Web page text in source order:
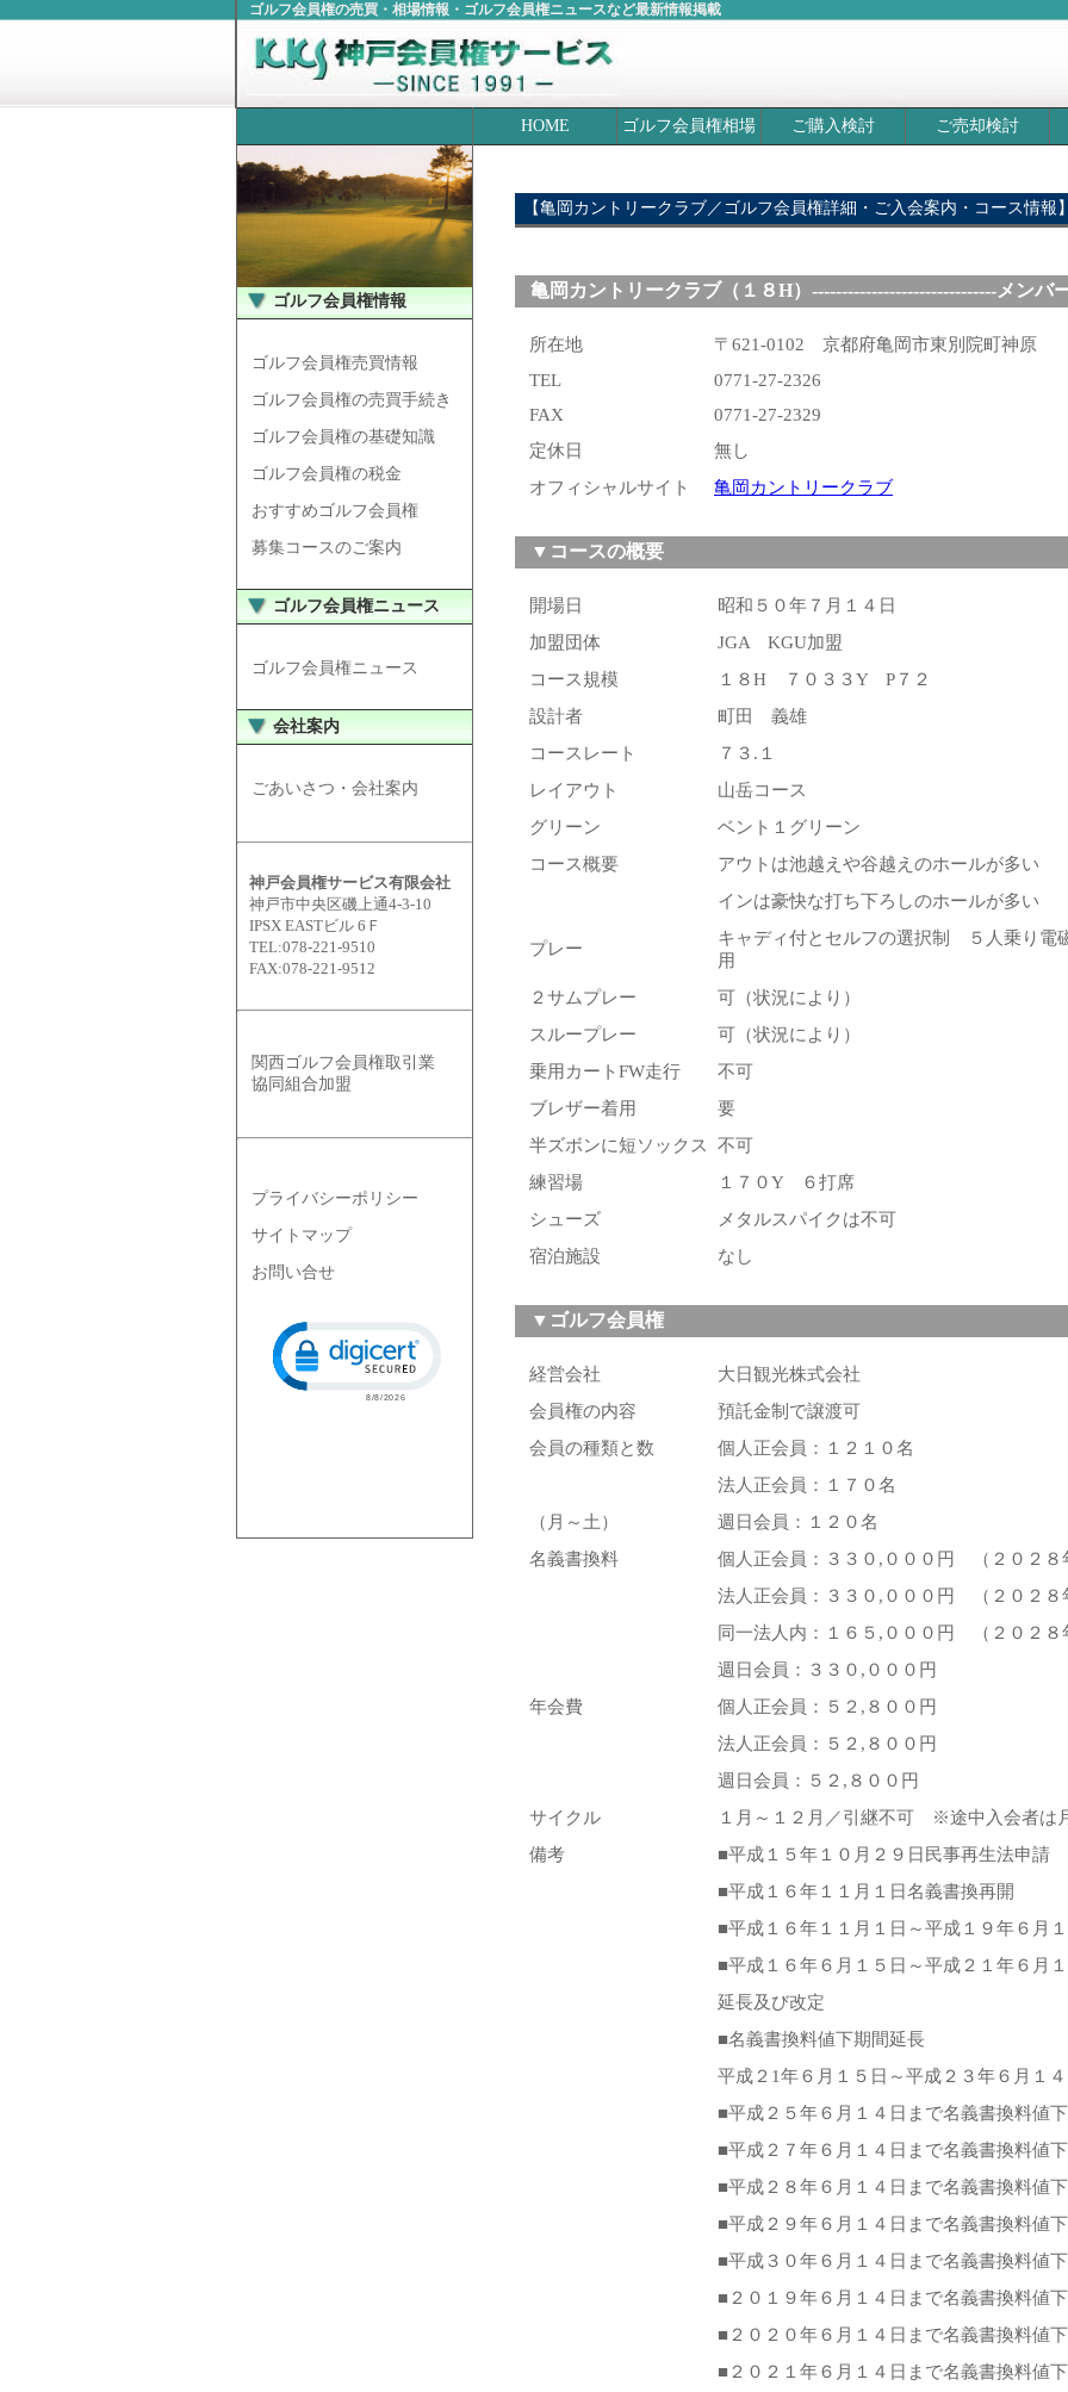
ゴルフ会員権の売買・相場情報・ゴルフ会員権ニュースなど最新情報掲載
ゴルフ会員権情報
ゴルフ会員権売買情報
ゴルフ会員権の売買手続き
ゴルフ会員権の基礎知識
ゴルフ会員権の税金
おすすめゴルフ会員権
募集コースのご案内
ゴルフ会員権ニュース
ゴルフ会員権ニュース
会社案内
ごあいさつ・会社案内
神戸会員権サービス有限会社
神戸市中央区磯上通4-3-10
IPSX EASTビル 6Ｆ
TEL:078-221-9510
FAX:078-221-9512
関西ゴルフ会員権取引業
協同組合加盟
プライバシーポリシー
サイトマップ
お問い合せ
Click to open certificate verification popup
HOME ゴルフ会員権相場 ご購入検討 ご売却検討
【亀岡カントリークラブ／ゴルフ会員権詳細・ご入会案内・コース情報】
亀岡カントリークラブ（１８H）-------------------------------メンバ
所在地
〒621-0102 京都府亀岡市東別院町神原
TEL
0771-27-2326
FAX
0771-27-2329
定休日
無し
オフィシャルサイト
亀岡カントリークラブ
▼コースの概要
開場日
昭和５０年７月１４日
加盟団体
JGA KGU加盟
コース規模
１８H ７０３３Y P７２
設計者
町田 義雄
コースレート
７３.１
レイアウト
山岳コース
グリーン
ベント１グリーン
コース概要
アウトは池越えや谷越えのホールが多い
インは豪快な打ち下ろしのホールが多い
プレー
キャディ付とセルフの選択制 ５人乗り電
用
２サムプレー
可（状況により）
スループレー
可（状況により）
乗用カートFW走行
不可
ブレザー着用
要
半ズボンに短ソックス
不可
練習場
１７０Y ６打席
シューズ
メタルスパイクは不可
宿泊施設
なし
▼ゴルフ会員権
経営会社
大日観光株式会社
会員権の内容
預託金制で譲渡可
会員の種類と数
個人正会員：１２１０名
法人正会員：１７０名
（月～土）
週日会員：１２０名
名義書換料
個人正会員：３３０,０００円
（２０２
法人正会員：３３０,０００円
（２０２
同一法人内：１６５,０００円
（２０２
週日会員：３３０,０００円
年会費
個人正会員：５２,８００円
法人正会員：５２,８００円
週日会員：５２,８００円
サイクル
１月～１２月／引継不可 ※途中入会者は
備考
■平成１５年１０月２９日民事再生法申請
■平成１６年１１月１日名義書換再開
■平成１６年１１月１日～平成１９年６月
■平成１６年６月１５日～平成２１年６月
延長及び改定
■名義書換料値下期間延長
平成２1年６月１５日～平成２３年６月１
■平成２５年６月１４日まで名義書換料値
■平成２７年６月１４日まで名義書換料値
■平成２８年６月１４日まで名義書換料値
■平成２９年６月１４日まで名義書換料値
■平成３０年６月１４日まで名義書換料値
■２０１９年６月１４日まで名義書換料値
■２０２０年６月１４日まで名義書換料値
■２０２１年６月１４日まで名義書換料値